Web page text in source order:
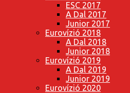
ESC 2017
A Dal 2017
Junior 2017
Eurovízió 2018
A Dal 2018
Junior 2018
Eurovízió 2019
A Dal 2019
Junior 2019
Eurovízió 2020